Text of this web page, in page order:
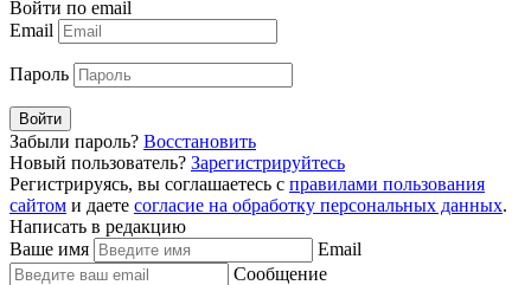
Войти по email
Email
Пароль
Войти
Забыли пароль? Восстановить
Новый пользователь? Зарегистрируйтесь
Регистрируясь, вы соглашаетесь с правилами пользования
сайтом и даете согласие на обработку персональных данных.
Написать в редакцию
Ваше имя
Email
Сообщение